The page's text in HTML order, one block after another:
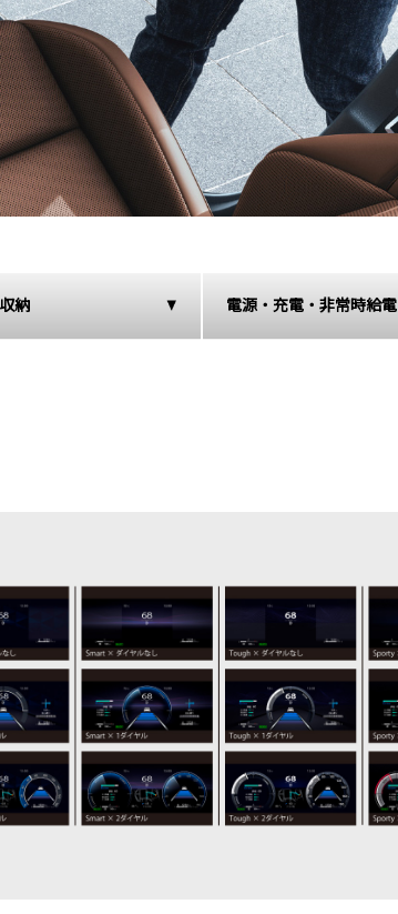
納 電源・充電・非常時給電